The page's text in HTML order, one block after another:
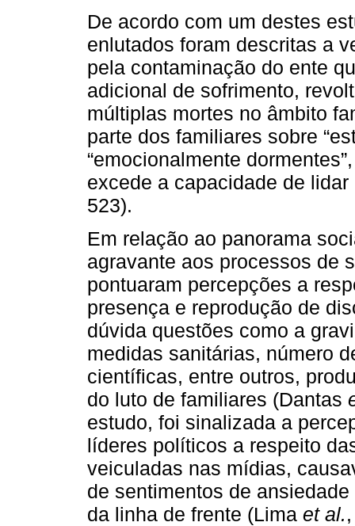
De acordo com um destes
enlutados foram descritas a
pela contaminação do ente
adicional de sofrimento,
múltiplas mortes no âmbito
parte dos familiares sobre
“emocionalmente
excede a capacidade de
523).
Em relação ao panorama
agravante aos processos de
pontuaram percepções a
presença e reprodução de
dúvida questões como a
medidas sanitárias, número
científicas, entre outros,
do luto de familiares (Dantas
estudo, foi sinalizada a
líderes políticos a respeito
veiculadas nas mídias,
de sentimentos de
da linha de frente (Lima et al.